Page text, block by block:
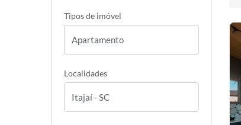
Tipos de imóvel
Localidades